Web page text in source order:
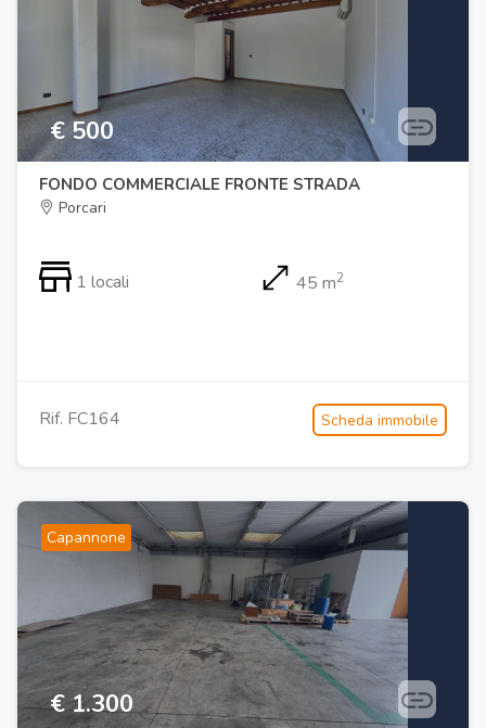
€ 500
FONDO COMMERCIALE FRONTE STRADA
Porcari
1 locali 45 m2
Rif. FC164 Scheda immobile
Capannone
€ 1.300